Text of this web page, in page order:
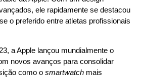
ele rapidamente se destacou
o preferido entre atletas profissionais
a Apple lançou mundialmente o
novos avanços para consolidar
como o smartwatch mais